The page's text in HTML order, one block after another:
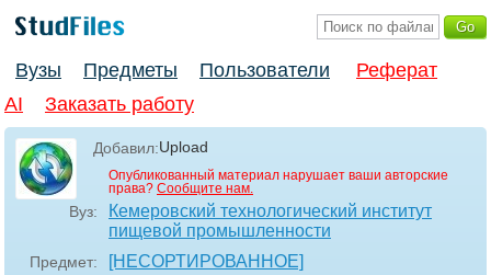
Вузы Предметы Пользователи
Реферат
AI
Заказать работу
Добавил:Upload
Опубликованный материал нарушает ваши авторские
права? Сообщите нам.
Вуз:
Кемеровский технологический институт
пищевой промышленности
Предмет: [НЕСОРТИРОВАННОЕ]